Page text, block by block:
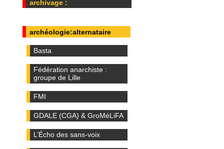
archivage :
archéologie:alternataire
Basta
Fédération anarchiste :
groupe de Lille
FMI
GDALE (CGA) & GroMéLiFA
L’Écho des sans-voix